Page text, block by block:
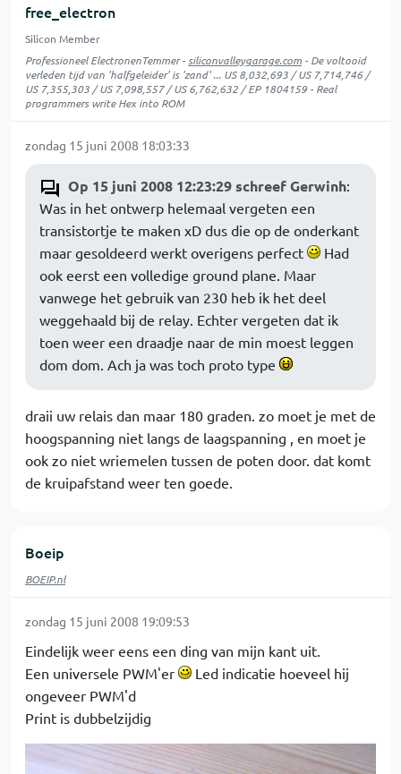
free_electron
Silicon Member
Professioneel ElectronenTemmer - siliconvalleygarage.com - De voltooid
verleden tijd van 'halfgeleider' is 'zand' ... US 8,032,693 / US 7,714,746 /
US 7,355,303 / US 7,098,557 / US 6,762,632 / EP 1804159 - Real
programmers write Hex into ROM
zondag 15 juni 2008 18:03:33
Op 15 juni 2008 12:23:29 schreef Gerwinh:
Was in het ontwerp helemaal vergeten een
transistortje te maken xD dus die op de onderkant
maar gesoldeerd werkt overigens perfect
Had
ook eerst een volledige ground plane. Maar
vanwege het gebruik van 230 heb ik het deel
weggehaald bij de relay. Echter vergeten dat ik
toen weer een draadje naar de min moest leggen
dom dom. Ach ja was toch proto type
draii uw relais dan maar 180 graden. zo moet je met de
hoogspanning niet langs de laagspanning , en moet je
ook zo niet wriemelen tussen de poten door. dat komt
de kruipafstand weer ten goede.
Boeip
BOEIP.nl
zondag 15 juni 2008 19:09:53
Eindelijk weer eens een ding van mijn kant uit.
Een universele PWM'er
Led indicatie hoeveel hij
ongeveer PWM'd
Print is dubbelzijdig